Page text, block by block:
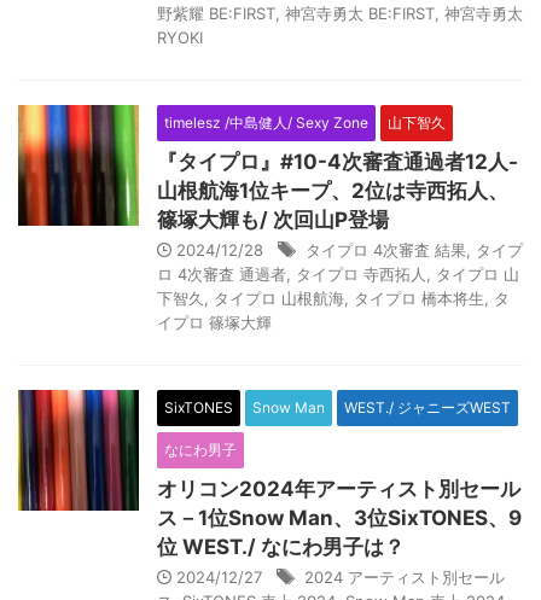
野紫耀 BE:FIRST 神宮寺勇太 BE:FIRST 神宮寺勇太
RYOKI
timelesz /中島健人/ Sexy Zone 山下智久
『タイプロ』#10-4次審査通過者12人-
山根航海1位キープ、2位は寺西拓人、
篠塚大輝も/ 次回山P登場
2024/12/28 タイプロ 4次審査 結果
タイプ
ロ 4次審査 通過者
タイプロ 寺西拓人
タイプロ 山
下智久
タイプロ 山根航海 タイプロ 橋本将生
タ
イプロ 篠塚大輝
SixTONES Snow Man WEST./ ジャニーズWEST
なにわ男子
オリコン2024年アーティスト別セール
ス－1位Snow Man、3位SixTONES、9
位 WEST./ なにわ男子は？
2024/12/27
2024 アーティスト別セール